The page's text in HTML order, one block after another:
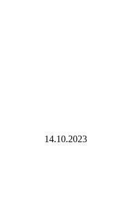
14.10.2023